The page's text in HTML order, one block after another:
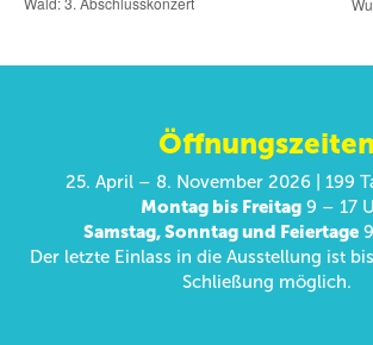
Öffnungszeiten
25. April – 8. November 2026 | 199
Montag bis Freitag 9 – 17
Samstag, Sonntag und Feiertage9
Der letzte Einlass in die Ausstellung ist
Schließung möglich.